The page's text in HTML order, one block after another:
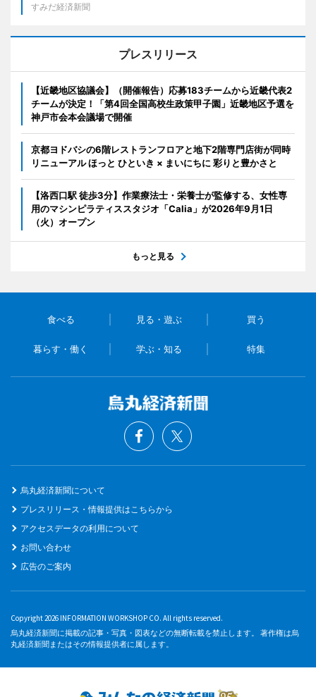
すみだ経済新聞
プレスリリース
【近畿地区協議会】（開催報告）応募183チームから近畿代表2
チームが決定！「第4回全国高校生政策甲子園」近畿地区予選を
神戸市会本会議場で開催
京都ヨドバシの6階レストランフロアと地下2階専門店街が同時
リニューアル ほっと ひといき × まいにちに 彩りと豊かさと
【洛西口駅 徒歩3分】作業療法士・栄養士が監修する、女性専
用のマシンピラティススタジオ「Calia」が2026年9月1日
（火）オープン
もっと見る
食べる 見る・遊ぶ 買う
暮らす・働く 学ぶ・知る 特集
烏丸経済新聞について
プレスリリース・情報提供はこちらから
アクセスデータの利用について
お問い合わせ
広告のご案内
Copyright 2026 INFORMATION WORKSHOP CO. All rights reserved.
烏丸経済新聞に掲載の記事・写真・図表などの無断転載を禁止します。 著作権は烏
丸経済新聞またはその情報提供者に属します。